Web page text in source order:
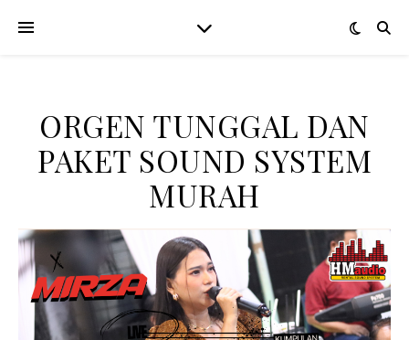
ORGEN TUNGGAL DAN
PAKET SOUND SYSTEM
MURAH